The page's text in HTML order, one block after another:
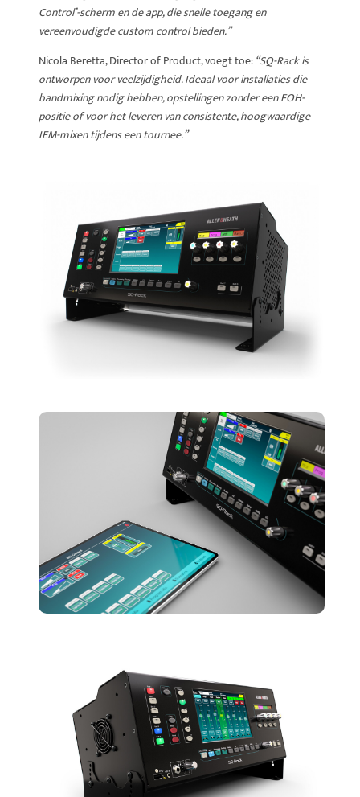
Control’-scherm en de app, die snelle toegang en
vereenvoudigde custom control bieden.”
Nicola Beretta, Director of Product, voegt toe:“SQ-Rack is
ontworpen voor veelzijdigheid. Ideaal voor installaties die
bandmixing nodig hebben, opstellingen zonder een FOH-
positie of voor het leveren van consistente, hoogwaardige
IEM-mixen tijdens een tournee.”